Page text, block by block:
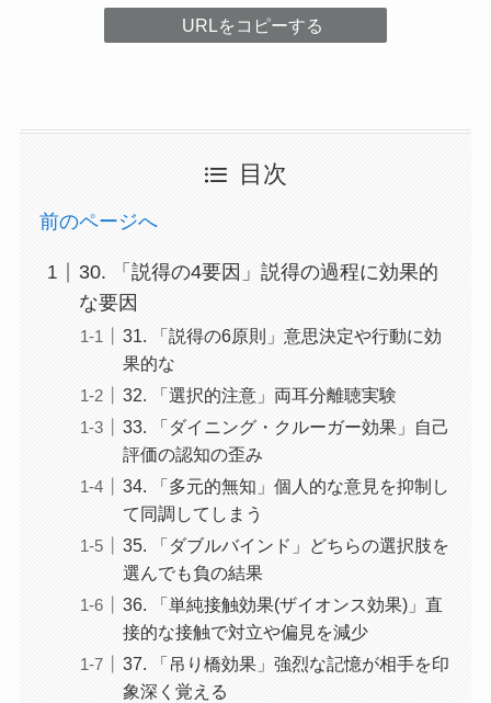
URLをコピーする
目次
前のページへ
30. 「説得の4要因」説得の過程に効果的
な要因
31. 「説得の6原則」意思決定や行動に効
果的な
32. 「選択的注意」両耳分離聴実験
33. 「ダイニング・クルーガー効果」自己
評価の認知の歪み
34. 「多元的無知」個人的な意見を抑制し
て同調してしまう
35. 「ダブルバインド」どちらの選択肢を
選んでも負の結果
36. 「単純接触効果(ザイオンス効果)」直
接的な接触で対立や偏見を減少
37. 「吊り橋効果」強烈な記憶が相手を印
象深く覚える